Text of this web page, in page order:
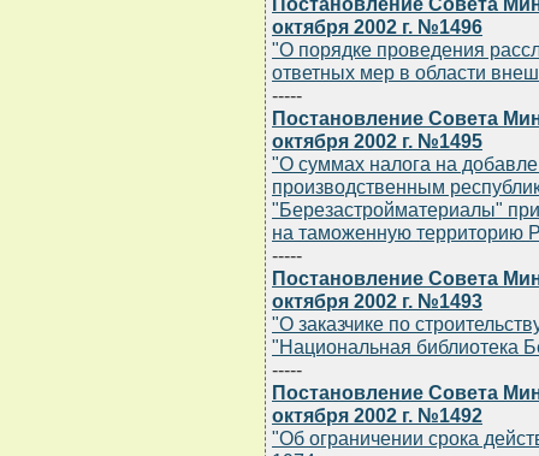
октября 2002 г. №1496
"О порядке проведения
ответных мер в области
-----
Постановление Совета
октября 2002 г. №1495
"О суммах налога на
производственным
"Березастройматериалы"
на таможенную территорию
-----
Постановление Совета
октября 2002 г. №1493
"О заказчике по
"Национальная библиотека
-----
Постановление Совета
октября 2002 г. №1492
"Об ограничении срока